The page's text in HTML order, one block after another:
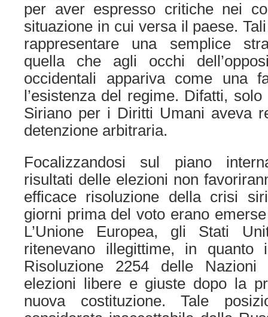
per aver espresso critiche nei
situazione in cui versa il paese.
rappresentare una semplice
quella che agli occhi
occidentali appariva come una
l’esistenza del regime. Difatti,
Siriano per i Diritti Umani aveva
detenzione arbitraria.
Focalizzandosi sul piano
risultati delle elezioni non
efficace risoluzione della crisi
giorni prima del voto erano
L’Unione Europea, gli Stati
ritenevano illegittime, in
Risoluzione 2254 delle
elezioni libere e giuste dopo la
nuova costituzione. Tale